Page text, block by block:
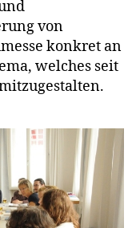
von
konkret an
welches seit